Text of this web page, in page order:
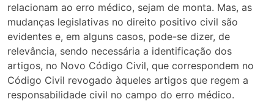
relacionam ao erro médico, sejam de monta. Mas, as
mudanças legislativas no direito positivo civil são
evidentes e, em alguns casos, pode-se dizer, de
relevância, sendo necessária a identificação dos
artigos, no Novo Código Civil, que correspondem no
Código Civil revogado àqueles artigos que regem a
responsabilidade civil no campo do erro médico.